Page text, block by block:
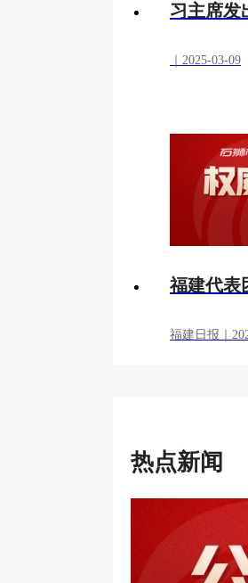
习主席发
｜2025-03-09
福建代表
福建日报｜
热点新闻